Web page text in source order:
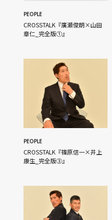
PEOPLE
CROSSTALK『廣瀬俊朗×山田
章仁_完全版①』
PEOPLE
CROSSTALK『篠原信一×井上
康生_完全版③』